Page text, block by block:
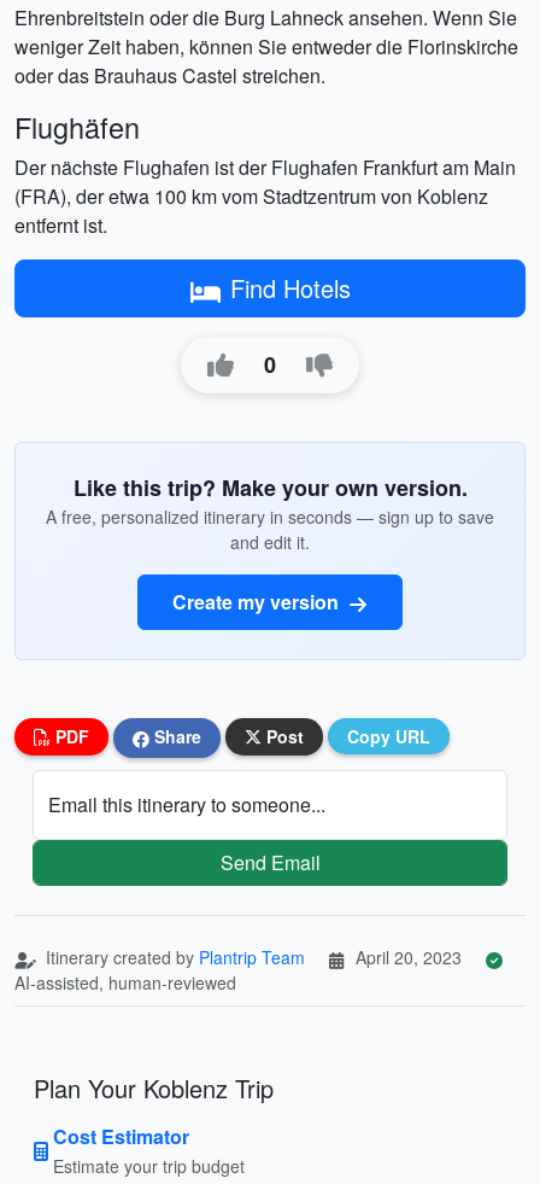
Ehrenbreitstein oder die Burg Lahneck ansehen. Wenn Sie
weniger Zeit haben, können Sie entweder die Florinskirche
oder das Brauhaus Castel streichen.
Flughäfen
Der nächste Flughafen ist der Flughafen Frankfurt am Main
(FRA), der etwa 100 km vom Stadtzentrum von Koblenz
entfernt ist.
Find Hotels
0
Like this trip? Make your own version.
A free, personalized itinerary in seconds — sign up to save
and edit it.
Create my version
PDF Share Post Copy URL
Email this itinerary to someone...
Send Email
Itinerary created by Plantrip Team
April 20, 2023
AI-assisted, human-reviewed
Plan Your Koblenz Trip
Cost Estimator
Estimate your trip budget